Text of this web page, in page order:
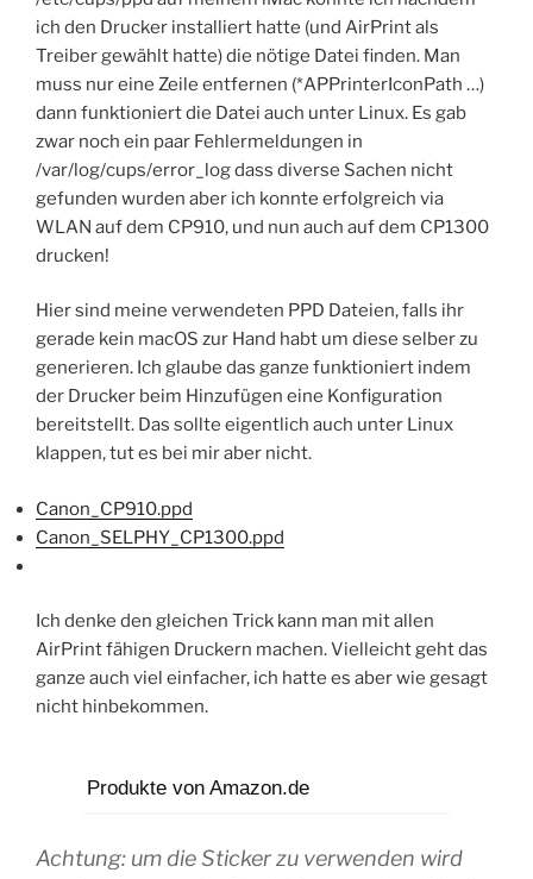
ich den Drucker installiert hatte (und AirPrint als
Treiber gewählt hatte) die nötige Datei finden. Man
muss nur eine Zeile entfernen (*APPrinterIconPath …)
dann funktioniert die Datei auch unter Linux. Es gab
zwar noch ein paar Fehlermeldungen in
/var/log/cups/error_log dass diverse Sachen nicht
gefunden wurden aber ich konnte erfolgreich via
WLAN auf dem CP910, und nun auch auf dem CP1300
drucken!
Hier sind meine verwendeten PPD Dateien, falls ihr
gerade kein macOS zur Hand habt um diese selber zu
generieren. Ich glaube das ganze funktioniert indem
der Drucker beim Hinzufügen eine Konfiguration
bereitstellt. Das sollte eigentlich auch unter Linux
klappen, tut es bei mir aber nicht.
Canon_CP910.ppd
Canon_SELPHY_CP1300.ppd
Ich denke den gleichen Trick kann man mit allen
AirPrint fähigen Druckern machen. Vielleicht geht das
ganze auch viel einfacher, ich hatte es aber wie gesagt
nicht hinbekommen.
Produkte von Amazon.de
Achtung: um die Sticker zu verwenden wird